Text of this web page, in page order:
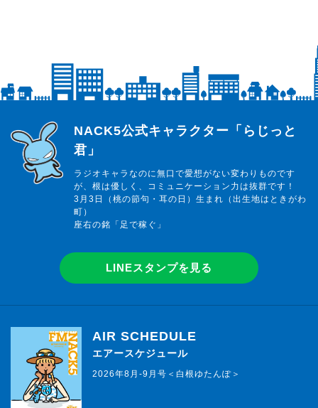
らじっと君
NACK5公式キャラクター「らじっと
君」
ラジオキャラなのに無口で愛想がない変わりものです
が、根は優しく、コミュニケーション力は抜群です！
3月3日（桃の節句・耳の日）生まれ（出生地はときがわ
町）
座右の銘「足で稼ぐ」
LINEスタンプを見る
AIR SCHEDULE
エアースケジュール
2026年8月-9月号＜白根ゆたんぽ＞